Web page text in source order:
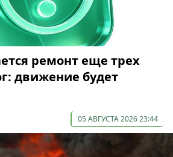
ремонт еще трех
движение будет
05 АВГУСТА 2026 23:44